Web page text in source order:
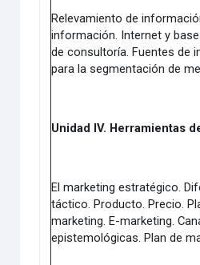
Relevamiento de
información. Internet y
de consultoría. Fuentes de
para la segmentación de
Unidad IV. Herramientas
El marketing estratégico.
táctico. Producto. Precio.
marketing. E-marketing.
epistemológicas. Plan de